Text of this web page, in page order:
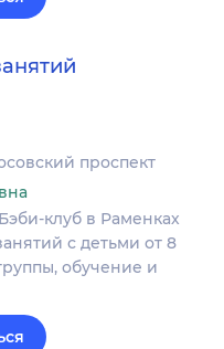
проспект
клуб в Раменках
с детьми от 8
обучение и